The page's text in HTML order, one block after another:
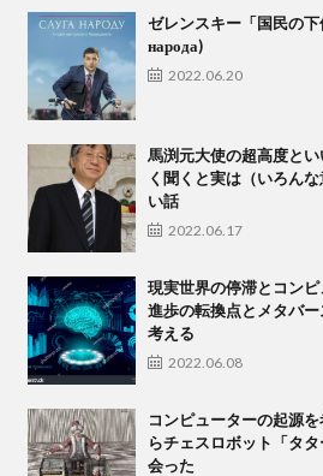
ゼレンスキー「国民の下
народа)
2022.06.20
馬渕元大使の超高度とい
く聞くと実は（いろん
い話
2022.06.17
現実世界の停滞とコン
進歩の転換点とメタバ
考える
2022.06.08
コンピューターの起源
らチェスロボット「タ
会った